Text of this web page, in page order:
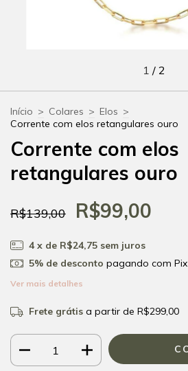
1 / 2
Início > Colares > Elos >
Corrente com elos retangulares ouro
Corrente com elos
retangulares ouro
R$139,00 R$99,00
4 x de R$24,75 sem juros
5% de desconto pagando com Pix
Ver mais detalhes
Frete grátis a partir de R$299,00